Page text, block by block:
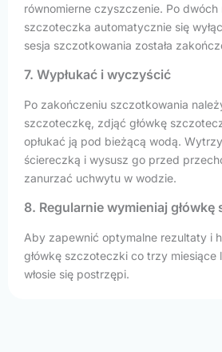
równomierne czyszczenie. Po dwóch
szczoteczka automatycznie się
sesja szczotkowania została
7. Wypłukać i wyczyścić
Po zakończeniu szczotkowania
szczoteczkę, zdjąć główkę
opłukać ją pod bieżącą wodą.
ściereczką i wysusz go przed
zanurzać uchwytu w wodzie.
8. Regularnie wymieniaj
Aby zapewnić optymalne rezultaty i
główkę szczoteczki co trzy miesiące
włosie się postrzępi.